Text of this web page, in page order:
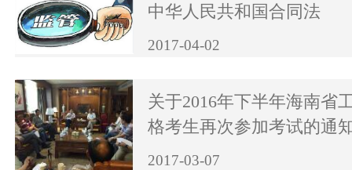
中华人民共和国合同法
2017-04-02
关于2016年下半年海南省
格考生再次参加考试的通
2017-03-07